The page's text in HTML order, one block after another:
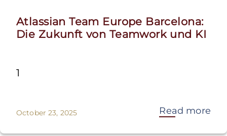
Atlassian Team Europe Barcelona:
Die Zukunft von Teamwork und KI
1
October 23, 2025 Read more